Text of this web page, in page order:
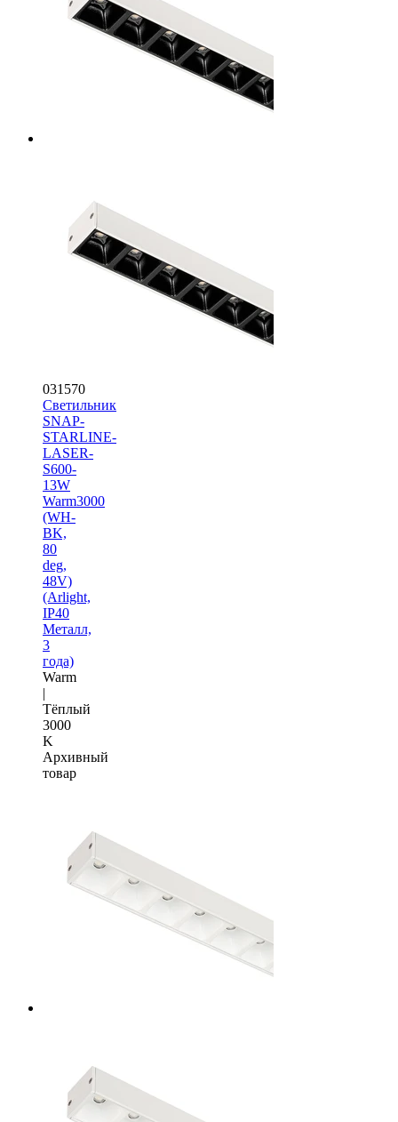
031570
Светильник
SNAP-
STARLINE-
LASER-
S600-
13W
Warm3000
(WH-
BK,
80
deg,
48V)
(Arlight,
IP40
Металл,
3
года)
Warm
|
Тёплый
3000
K
Архивный
товар